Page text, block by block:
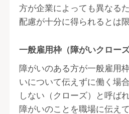
方が企業によっても異なる
配慮が十分に得られるとは
一般雇用枠（障がいクローズ
障がいのある方が一般雇用
いについて伝えずに働く場
しない（クローズ）と呼ば
障がいのことを職場に伝え